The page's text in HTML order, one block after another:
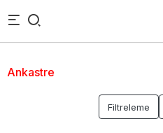
Ankastre
Filtreleme